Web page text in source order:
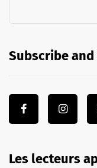
Subscribe
Les lecteurs